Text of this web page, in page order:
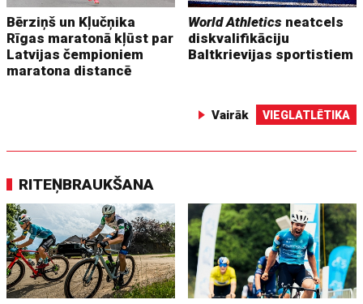
Bērziņš un Kļučņika
Rīgas maratonā kļūst par
Latvijas čempioniem
maratona distancē
World Athletics neatcels
diskvalifikāciju
Baltkrievijas sportistiem
Vairāk VIEGLATLĒTIKA
RITEŅBRAUKŠANA